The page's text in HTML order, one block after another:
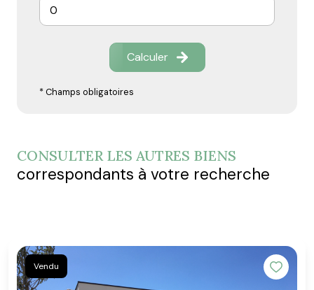
Calculer
* Champs obligatoires
CONSULTER LES AUTRES BIENS
correspondants à votre recherche
Vendu